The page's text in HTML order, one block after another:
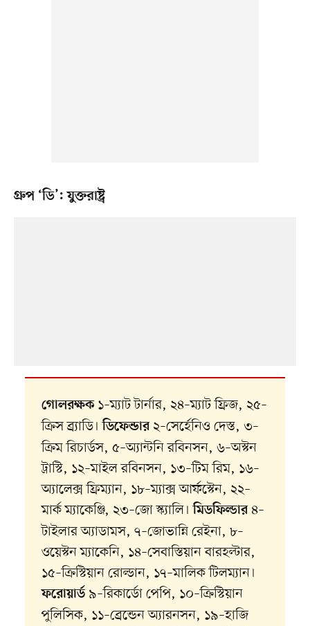
গ্রুপ ‘ডি’: যুক্তরাষ্ট্র
গোলরক্ষক১–ম্যাট টার্নার, ২৪–ম্যাট ফ্রিজ, ২৫–
ক্রিস ব্র্যাডি।ডিফেন্ডার২–সের্হেনিও দেস্ত, ৩–
ক্রিম রিচার্ডস, ৫–অ্যান্টনি রবিনসন, ৬–অস্টন
ট্রাস্টি, ১২–মাইল রবিনসন, ১৩–টিম রিম, ১৬–
অ্যালেক্স ফ্রিম্যান, ১৮–ম্যাক্স আর্ফস্টেন, ২২–
মার্ক ম্যাকেঞ্জি, ২৩–জো স্ক্যালি।মিডফিল্ডার৪–
টাইলার অ্যাডামস, ৭–জোভান্নি রেইনা, ৮–
ওয়েস্টন ম্যাকেনি, ১৪–সেবাস্তিয়ান বারহল্টার,
১৫–ক্রিস্টিয়ান রোল্ডান, ১৭–মালিক টিলম্যান।
ফরোয়ার্ড৯–রিকার্ডো পেপি, ১০–ক্রিস্টিয়ান
পুলিসিক, ১১–ব্রেন্ডেন অ্যারনসন, ১৯–হাজি